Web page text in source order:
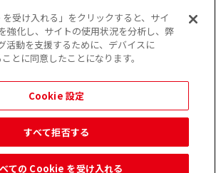
ー
ェーブの登録商標です。
れている企業・団体・製品・サービス等の表示は 各社の登録
を受け入れる」をクリックすると、サイ
強化し、サイトの使用状況を分析し、弊
活動を支援するために、デバイスに
とに同意したことになります。
Cookie 設定
すべて拒否する
ての Cookie を受け入れる